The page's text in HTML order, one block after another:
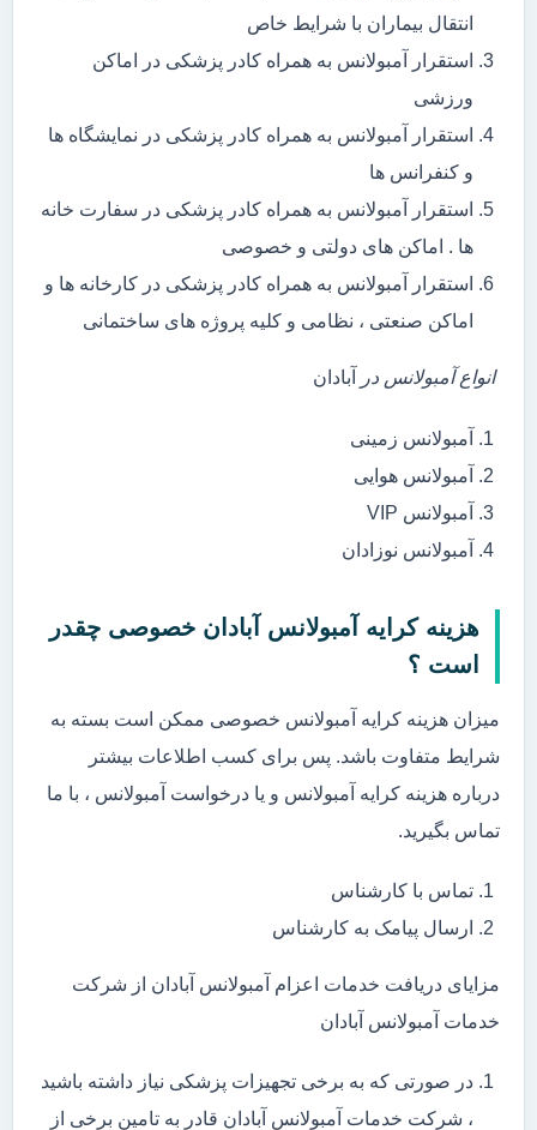
انتقال بیماران با شرایط خاص
استقرار آمبولانس به همراه کادر پزشکی در اماکن
ورزشی
استقرار آمبولانس به همراه کادر پزشکی در نمایشگاه ها
و کنفرانس ها
استقرار آمبولانس به همراه کادر پزشکی در سفارت خانه
ها . اماکن های دولتی و خصوصی
استقرار آمبولانس به همراه کادر پزشکی در کارخانه ها و
اماکن صنعتی ، نظامی و کلیه پروژه های ساختمانی
انواع آمبولانس در آبادان
آمبولانس زمینی
آمبولانس هوایی
آمبولانس VIP
آمبولانس نوزادان
هزینه کرایه آمبولانس آبادان خصوصی چقدر
است ؟
میزان هزینه کرایه آمبولانس خصوصی ممکن است بسته به
شرایط متفاوت باشد. پس برای کسب اطلاعات بیشتر
درباره هزینه کرایه آمبولانس و یا درخواست آمبولانس ، با ما
تماس بگیرید.
تماس با کارشناس
ارسال پیامک به کارشناس
مزایای دریافت خدمات اعزام آمبولانس آبادان از شرکت
خدمات آمبولانس آبادان
در صورتی که به برخی تجهیزات پزشکی نیاز داشته باشید
، شرکت خدمات آمبولانس آبادان قادر به تامین برخی از